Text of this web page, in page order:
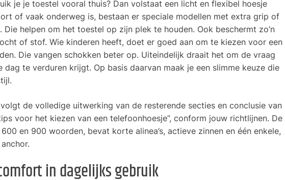
je je toestel vooral thuis? Dan volstaat een licht en flexibel hoesje
of vaak onderweg is, bestaan er speciale modellen met extra grip of
Die helpen om het toestel op zijn plek te houden. Ook beschermt zo’n
of stof. Wie kinderen heeft, doet er goed aan om te kiezen voor een
Die vangen schokken beter op. Uiteindelijk draait het om de vraag
te verduren krijgt. Op basis daarvan maak je een slimme keuze die
de volledige uitwerking van de resterende secties en conclusie van
voor het kiezen van een telefoonhoesje”, conform jouw richtlijnen. De
en 900 woorden, bevat korte alinea’s, actieve zinnen en één enkele,
in dagelijks gebruik